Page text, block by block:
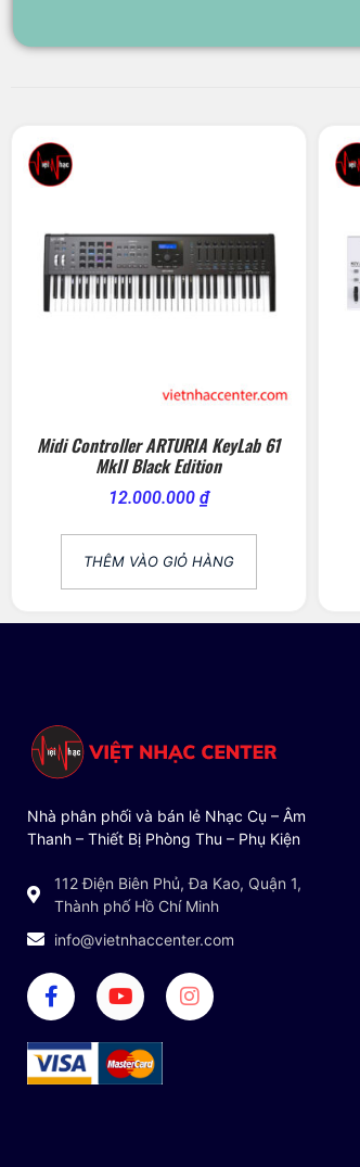
Midi Controller ARTURIA KeyLab 61
MkII Black Edition
12.000.000 ₫
THÊM VÀO GIỎ HÀNG
Nhà phân phối và bán lẻ Nhạc Cụ – Âm
Thanh – Thiết Bị Phòng Thu – Phụ Kiện
112 Điện Biên Phủ, Đa Kao, Quận 1,
Thành phố Hồ Chí Minh
info@vietnhaccenter.com